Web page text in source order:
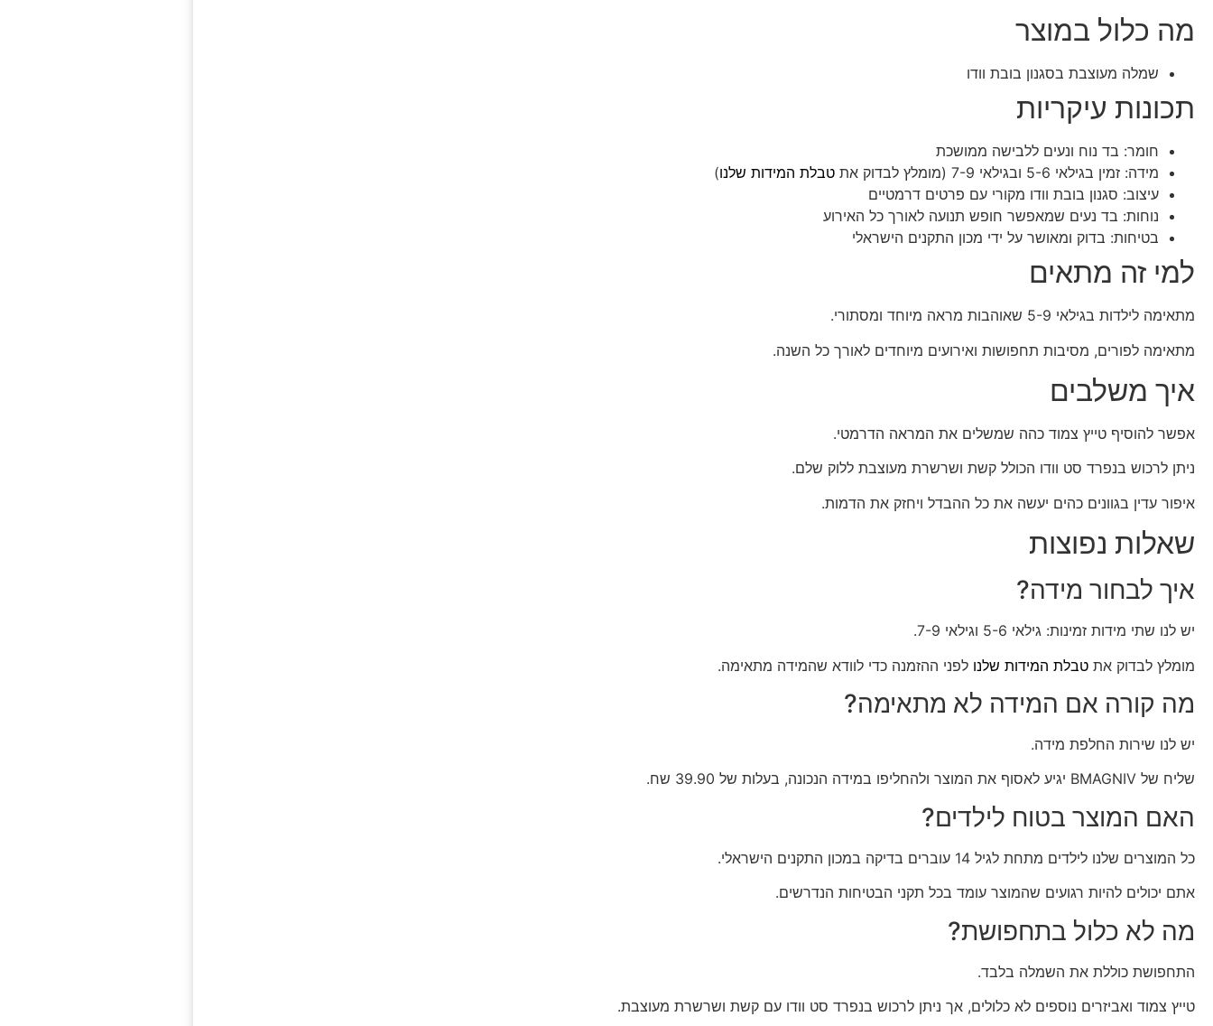
מה כלול במוצר
שמלה מעוצבת בסגנון בובת וודו
תכונות עיקריות
חומר: בד נוח ונעים ללבישה ממושכת
מידה: זמין בגילאי 5-6 ובגילאי 7-9 (מומלץ לבדוק את
טבלת המידות שלנו)
עיצוב: סגנון בובת וודו מקורי עם פרטים דרמטיים
נוחות: בד נעים שמאפשר חופש תנועה לאורך כל האירוע
בטיחות: בדוק ומאושר על ידי מכון התקנים הישראלי
למי זה מתאים
מתאימה לילדות בגילאי 5-9 שאוהבות מראה מיוחד ומסתורי.
מתאימה לפורים, מסיבות תחפושות ואירועים מיוחדים לאורך כל השנה.
איך משלבים
אפשר להוסיף טייץ צמוד כהה שמשלים את המראה הדרמטי.
ניתן לרכוש בנפרד סט וודו הכולל קשת ושרשרת מעוצבת ללוק שלם.
איפור עדין בגוונים כהים יעשה את כל ההבדל ויחזק את הדמות.
שאלות נפוצות
איך לבחור מידה?
יש לנו שתי מידות זמינות: גילאי 5-6 וגילאי 7-9.
מומלץ לבדוק את טבלת המידות שלנו לפני ההזמנה כדי לוודא שהמידה מתאימה.
מה קורה אם המידה לא מתאימה?
יש לנו שירות החלפת מידה.
שליח של BMAGNIV יגיע לאסוף את המוצר ולהחליפו במידה הנכונה, בעלות של 39.90 שח.
האם המוצר בטוח לילדים?
כל המוצרים שלנו לילדים מתחת לגיל 14 עוברים בדיקה במכון התקנים הישראלי.
אתם יכולים להיות רגועים שהמוצר עומד בכל תקני הבטיחות הנדרשים.
מה לא כלול בתחפושת?
התחפושת כוללת את השמלה בלבד.
טייץ צמוד ואביזרים נוספים לא כלולים, אך ניתן לרכוש בנפרד סט וודו עם קשת ושרשרת מעוצבת.